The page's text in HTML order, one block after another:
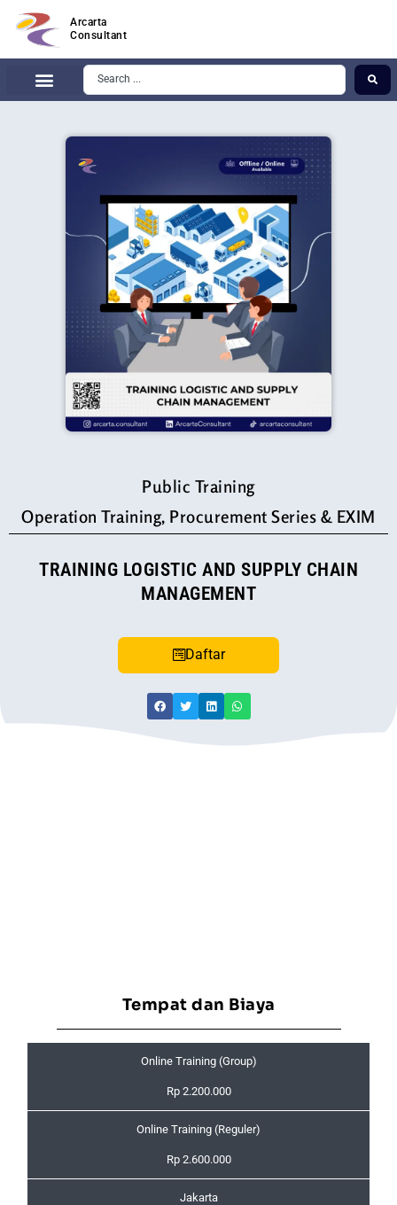
Arcarta
Consultant
Public Training
Operation Training, Procurement Series & EXIM
TRAINING LOGISTIC AND SUPPLY CHAIN
MANAGEMENT
Daftar
Tempat dan Biaya
Online Training (Group)
Rp 2.200.000
Online Training (Reguler)
Rp 2.600.000
Jakarta